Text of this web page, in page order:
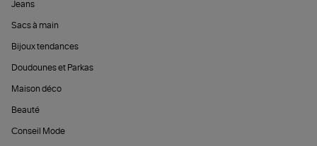
Jeans
Sacs à main
Bijoux tendances
Doudounes et Parkas
Maison déco
Beauté
Conseil Mode